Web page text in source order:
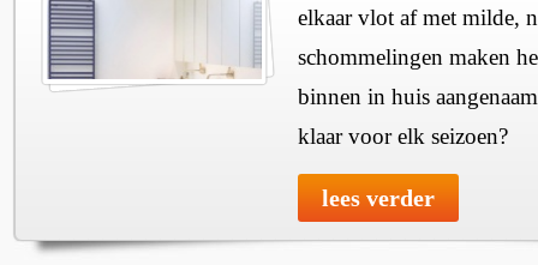
elkaar vlot af met milde,
schommelingen maken
binnen in huis
klaar voor elk seizoen?
lees verder